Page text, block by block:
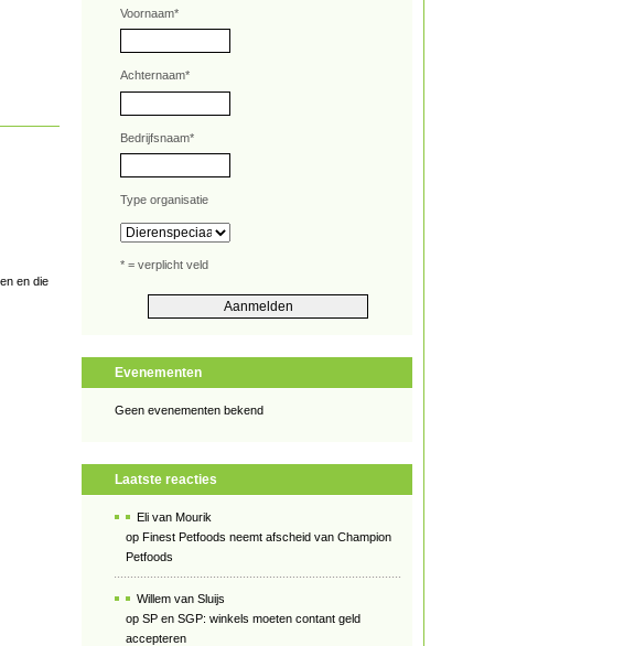
en die
Voornaam*
Achternaam*
Bedrijfsnaam*
Type organisatie
* = verplicht veld
Evenementen
Geen evenementen bekend
Laatste reacties
Eli van Mourik
op Finest Petfoods neemt afscheid van Champion
Petfoods
Willem van Sluijs
op SP en SGP: winkels moeten contant geld
accepteren